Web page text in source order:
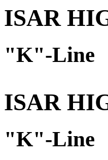
ISAR
"K"-Line
ISAR
"K"-Line